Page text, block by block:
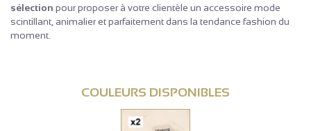
sélection pour proposer à votre clientèle un accessoire mode
scintillant, animalier et parfaitement dans la tendance fashion du
moment.
COULEURS DISPONIBLES